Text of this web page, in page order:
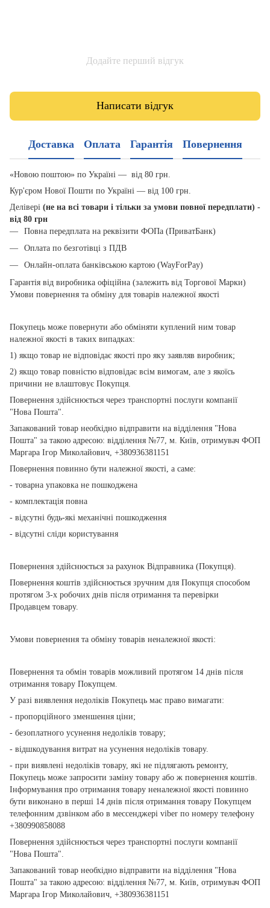
Додайте перший відгук
Написати відгук
Доставка Оплата Гарантія Повернення
«Новою поштою» по Україні — від 80 грн.
Кур'єром Нової Пошти по Україні — від 100 грн.
Делівері (не на всі товари і тільки за умови повної передплати) -
від 80 грн
Повна передплата на реквізити ФОПа (ПриватБанк)
Оплата по безготівці з ПДВ
Онлайн-оплата банківською картою (WayForPay)
Гарантія від виробника офіційна (залежить від Торгової Марки)
Умови повернення та обміну для товарів належної якості
Покупець може повернути або обміняти куплений ним товар
належної якості в таких випадках:
1) якщо товар не відповідає якості про яку заявляв виробник;
2) якщо товар повністю відповідає всім вимогам, але з якоїсь
причини не влаштовує Покупця.
Повернення здійснюється через транспортні послуги компанії
"Нова Пошта".
Запакований товар необхідно відправити на відділення "Нова
Пошта" за такою адресою: відділення №77, м. Київ, отримувач ФОП
Маргара Ігор Миколайович, +380936381151
Повернення повинно бути належної якості, а саме:
- товарна упаковка не пошкоджена
- комплектація повна
- відсутні будь-які механічні пошкодження
- відсутні сліди користування
Повернення здійснюється за рахунок Відправника (Покупця).
Повернення коштів здійснюється зручним для Покупця способом
протягом 3-х робочих днів після отримання та перевірки
Продавцем товару.
Умови повернення та обміну товарів неналежної якості:
Повернення та обмін товарів можливий протягом 14 днів після
отримання товару Покупцем.
У разі виявлення недоліків Покупець має право вимагати:
- пропорційного зменшення ціни;
- безоплатного усунення недоліків товару;
- відшкодування витрат на усунення недоліків товару.
- при виявлені недоліків товару, які не підлягають ремонту,
Покупець може запросити заміну товару або ж повернення коштів.
Інформування про отримання товару неналежної якості повинно
бути виконано в перші 14 днів після отримання товару Покупцем
телефонним дзвінком або в мессенджері viber по номеру телефону
+380990858088
Повернення здійснюється через транспортні послуги компанії
"Нова Пошта".
Запакований товар необхідно відправити на відділення "Нова
Пошта" за такою адресою: відділення №77, м. Київ, отримувач ФОП
Маргара Ігор Миколайович, +380936381151